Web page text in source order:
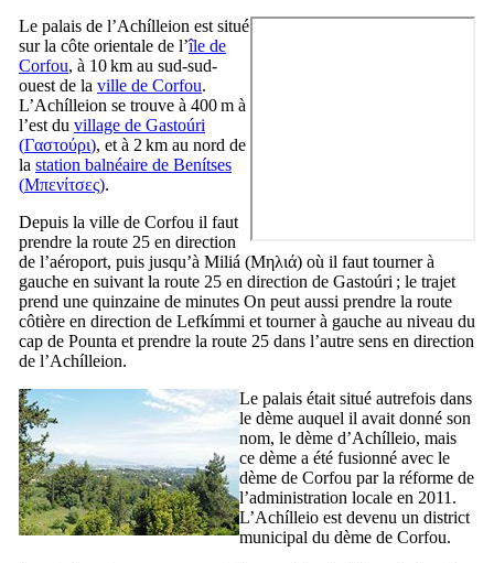
Le palais de l’Achílleion est situé
sur la côte orientale de l’île de
Corfou, à 10 km au sud-sud-
ouest de la ville de Corfou.
L’Achílleion se trouve à 400 m à
l’est du village de Gastoúri
(Γαστούρι), et à 2 km au nord de
la station balnéaire de Benítses
(Μπενίτσες).
Depuis la ville de Corfou il faut
prendre la route 25 en direction
de l’aéroport, puis jusqu’à Miliá (Μηλιά) où il faut tourner à
gauche en suivant la route 25 en direction de Gastoúri ; le trajet
prend une quinzaine de minutes On peut aussi prendre la route
côtière en direction de Lefkímmi et tourner à gauche au niveau du
cap de Pounta et prendre la route 25 dans l’autre sens en direction
de l’Achílleion.
Le palais était situé autrefois dans
le dème auquel il avait donné son
nom, le dème d’Achílleio, mais
ce dème a été fusionné avec le
dème de Corfou par la réforme de
l’administration locale en 2011.
L’Achílleio est devenu un district
municipal du dème de Corfou.